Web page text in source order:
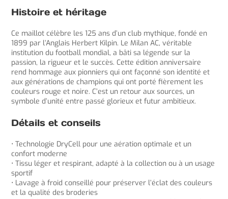
Histoire et héritage
Ce maillot célèbre les 125 ans d’un club mythique, fondé en
1899 par l’Anglais Herbert Kilpin. Le Milan AC, véritable
institution du football mondial, a bâti sa légende sur la
passion, la rigueur et le succès. Cette édition anniversaire
rend hommage aux pionniers qui ont façonné son identité et
aux générations de champions qui ont porté fièrement les
couleurs rouge et noire. C’est un retour aux sources, un
symbole d’unité entre passé glorieux et futur ambitieux.
Détails et conseils
• Technologie DryCell pour une aération optimale et un
confort moderne
• Tissu léger et respirant, adapté à la collection ou à un usage
sportif
• Lavage à froid conseillé pour préserver l’éclat des couleurs
et la qualité des broderies